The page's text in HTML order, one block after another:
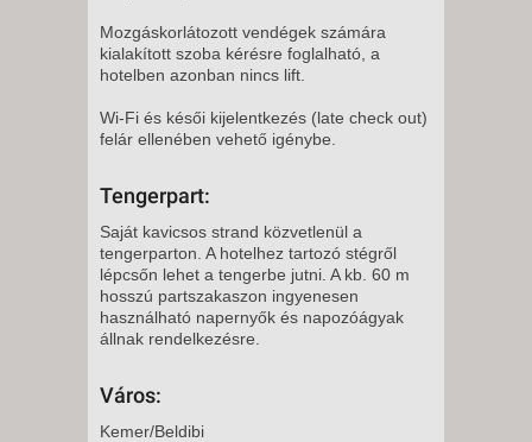
Mozgáskorlátozott vendégek számára
kialakított szoba kérésre foglalható, a
hotelben azonban nincs lift.
Wi-Fi és késői kijelentkezés (late check out)
felár ellenében vehető igénybe.
Tengerpart:
Saját kavicsos strand közvetlenül a
tengerparton. A hotelhez tartozó stégről
lépcsőn lehet a tengerbe jutni. A kb. 60 m
hosszú partszakaszon ingyenesen
használható napernyők és napozóágyak
állnak rendelkezésre.
Város:
Kemer/Beldibi